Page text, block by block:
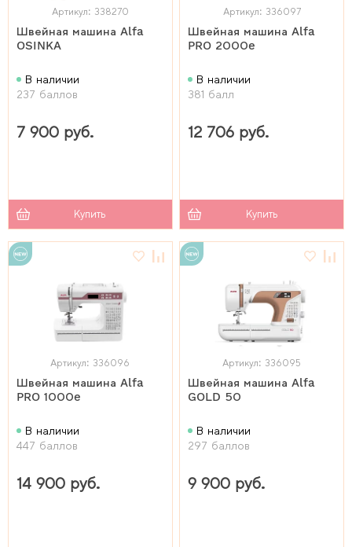
Артикул: 338270
Швейная машина Alfa
OSINKA
В наличии
237 баллов
7 900 руб.
Купить
Артикул: 336097
Швейная машина Alfa
PRO 2000e
В наличии
381 балл
12 706 руб.
Купить
Артикул: 336096
Швейная машина Alfa
PRO 1000e
В наличии
447 баллов
14 900 руб.
Артикул: 336095
Швейная машина Alfa
GOLD 50
В наличии
297 баллов
9 900 руб.